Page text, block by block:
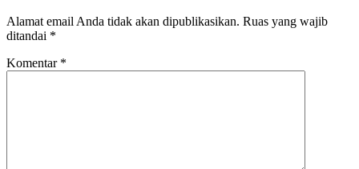
Alamat email Anda tidak akan dipublikasikan. Ruas yang wajib
ditandai *
Komentar *